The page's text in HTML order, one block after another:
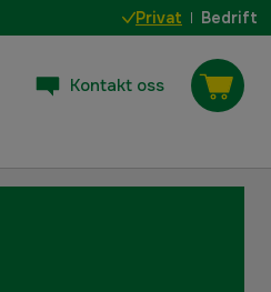
Privat Bedrift
Kontakt oss